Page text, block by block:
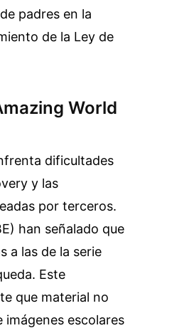
padres en la
de la Ley de
World
dificultades
y las
por terceros.
han señalado que
a las de la serie
Este
que material no
imágenes escolares